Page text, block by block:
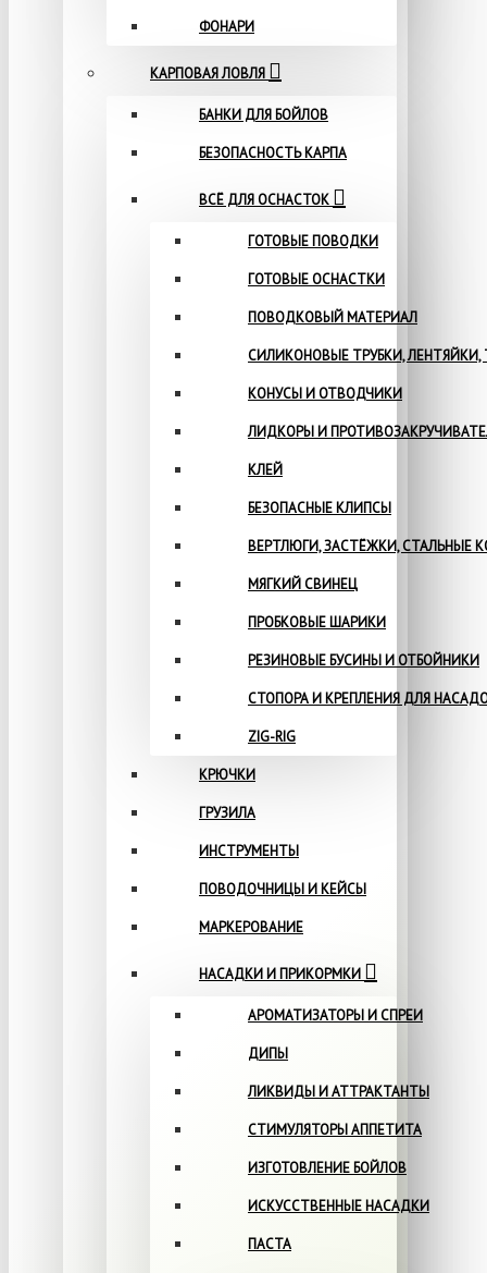
ФОНАРИ
КАРПОВАЯ ЛОВЛЯ
БАНКИ ДЛЯ БОЙЛОВ
БЕЗОПАСНОСТЬ КАРПА
ВСЁ ДЛЯ ОСНАСТОК
ГОТОВЫЕ ПОВОДКИ
ГОТОВЫЕ ОСНАСТКИ
ПОВОДКОВЫЙ МАТЕРИАЛ
СИЛИКОНОВЫЕ ТРУБКИ,
КОНУСЫ И ОТВОДЧИКИ
ЛИДКОРЫ И
КЛЕЙ
БЕЗОПАСНЫЕ КЛИПСЫ
ВЕРТЛЮГИ, ЗАСТЁЖКИ, СТАЛЬНЫЕ
МЯГКИЙ СВИНЕЦ
ПРОБКОВЫЕ ШАРИКИ
РЕЗИНОВЫЕ БУСИНЫ И ОТБОЙНИКИ
СТОПОРА И КРЕПЛЕНИЯ ДЛЯ
ZIG-RIG
КРЮЧКИ
ГРУЗИЛА
ИНСТРУМЕНТЫ
ПОВОДОЧНИЦЫ И КЕЙСЫ
МАРКЕРОВАНИЕ
НАСАДКИ И ПРИКОРМКИ
АРОМАТИЗАТОРЫ И СПРЕИ
ДИПЫ
ЛИКВИДЫ И АТТРАКТАНТЫ
СТИМУЛЯТОРЫ АППЕТИТА
ИЗГОТОВЛЕНИЕ БОЙЛОВ
ИСКУССТВЕННЫЕ НАСАДКИ
ПАСТА